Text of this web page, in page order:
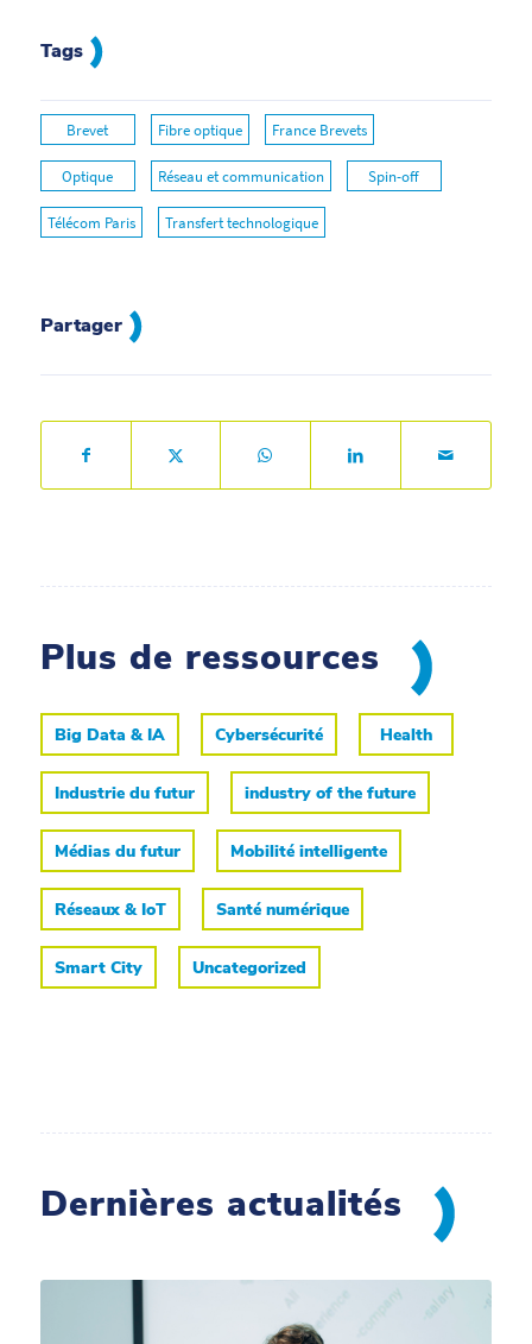
Tags
Brevet Fibre optique France Brevets
Optique Réseau et communication Spin-off
Télécom Paris Transfert technologique
Partager
Plus de ressources
Big Data & IA Cybersécurité Health
Industrie du futur industry of the future
Médias du futur Mobilité intelligente
Réseaux & IoT Santé numérique
Smart City Uncategorized
Dernières actualités